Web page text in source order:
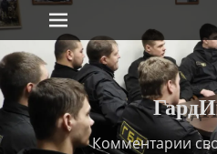
Skip
content
Primary Menu
Комментарии